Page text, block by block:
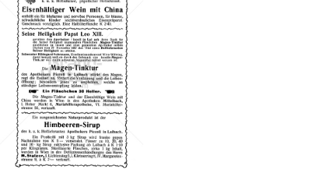
Konzerne
Epoche
Apotheker Piccoli,
Laibach
Apotheker Piccoli,
Laibach
1910
Bild-ID: 66201